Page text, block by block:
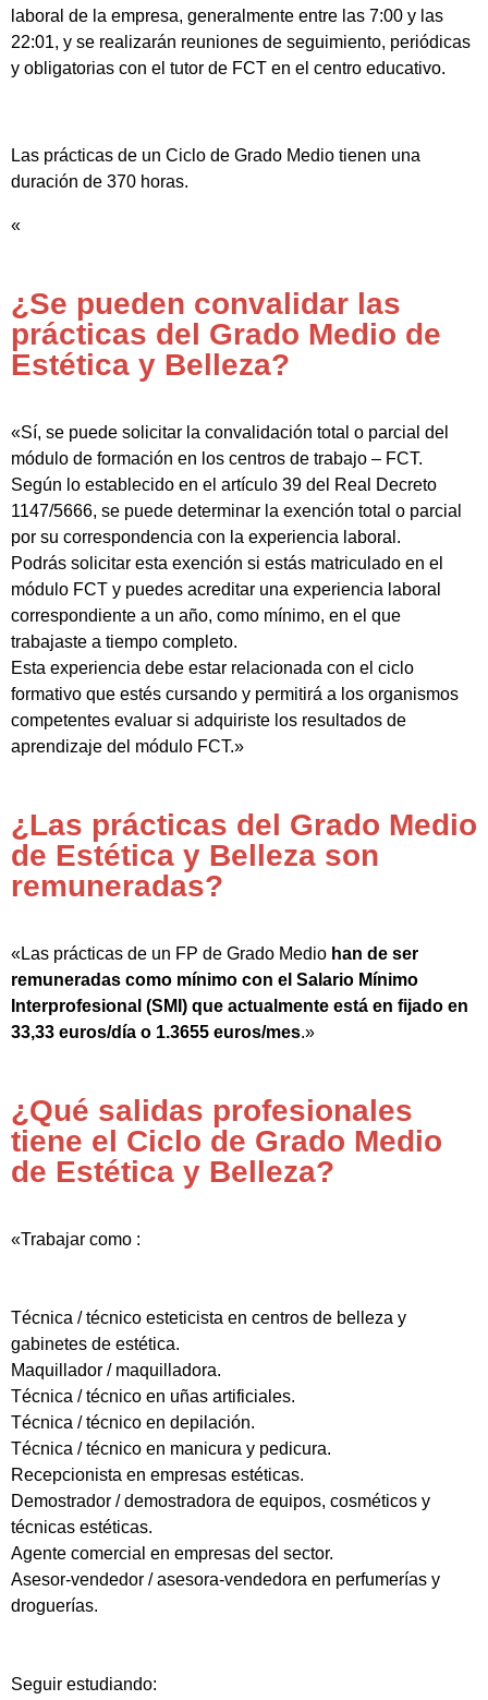
laboral de la empresa, generalmente entre las 7:00 y las
22:01, y se realizarán reuniones de seguimiento, periódicas
y obligatorias con el tutor de FCT en el centro educativo.
Las prácticas de un Ciclo de Grado Medio tienen una
duración de 370 horas.
«
¿Se pueden convalidar las
prácticas del Grado Medio de
Estética y Belleza?
«Sí, se puede solicitar la convalidación total o parcial del
módulo de formación en los centros de trabajo – FCT.
Según lo establecido en el artículo 39 del Real Decreto
1147/5666, se puede determinar la exención total o parcial
por su correspondencia con la experiencia laboral.
Podrás solicitar esta exención si estás matriculado en el
módulo FCT y puedes acreditar una experiencia laboral
correspondiente a un año, como mínimo, en el que
trabajaste a tiempo completo.
Esta experiencia debe estar relacionada con el ciclo
formativo que estés cursando y permitirá a los organismos
competentes evaluar si adquiriste los resultados de
aprendizaje del módulo FCT.»
¿Las prácticas del Grado Medio
de Estética y Belleza son
remuneradas?
«Las prácticas de un FP de Grado Medio han de ser
remuneradas como mínimo con el Salario Mínimo
Interprofesional (SMI) que actualmente está en fijado en
33,33 euros/día o 1.3655 euros/mes.»
¿Qué salidas profesionales
tiene el Ciclo de Grado Medio
de Estética y Belleza?
«Trabajar como :
Técnica / técnico esteticista en centros de belleza y
gabinetes de estética.
Maquillador / maquilladora.
Técnica / técnico en uñas artificiales.
Técnica / técnico en depilación.
Técnica / técnico en manicura y pedicura.
Recepcionista en empresas estéticas.
Demostrador / demostradora de equipos, cosméticos y
técnicas estéticas.
Agente comercial en empresas del sector.
Asesor-vendedor / asesora-vendedora en perfumerías y
droguerías.
Seguir estudiando: